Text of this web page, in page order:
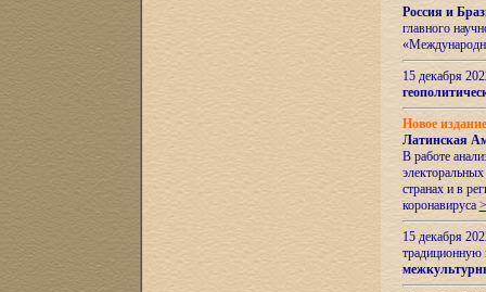
Россия и
главного
15 декабря
Новое
Латинская
В работе
странах и в
коронавируса
15 декабря